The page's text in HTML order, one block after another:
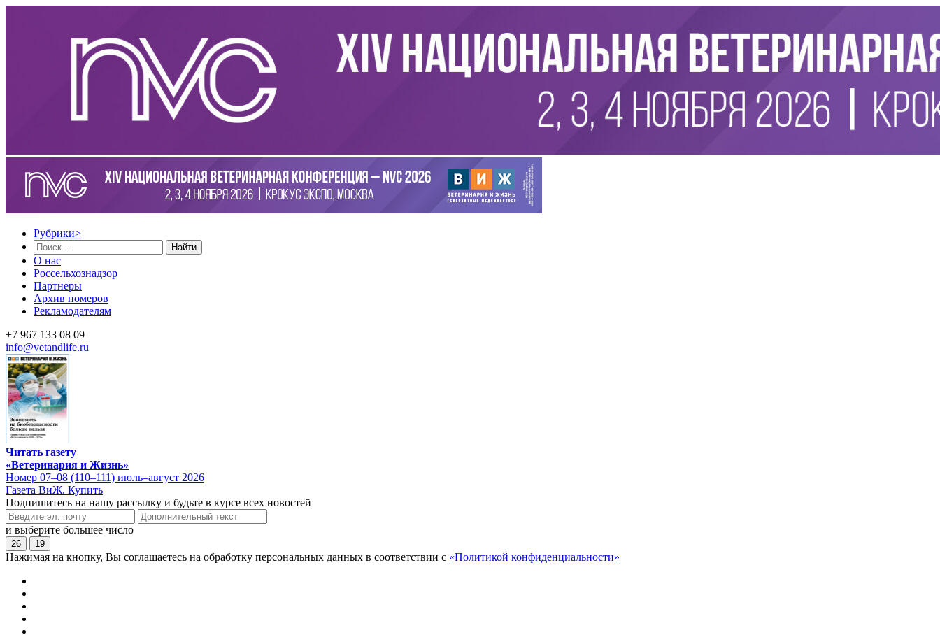
Рубрики>
Найти
О нас
Россельхознадзор
Партнеры
Архив номеров
Рекламодателям
+7 967 133 08 09
info@vetandlife.ru
Читать газету
«Ветеринария и Жизнь»
Номер 07–08 (110–111) июль–август 2026
Газета ВиЖ. Купить
Подпишитесь на нашу рассылку и будьте в курсе всех новостей
и выберите большее число
26 19
Нажимая на кнопку, Вы соглашаетесь на обработку персональных данных в соответствии с «Политикой конфиденциальности»